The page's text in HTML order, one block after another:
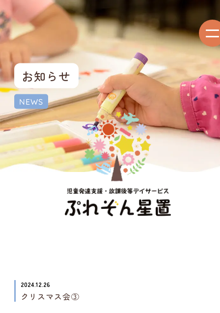
お知らせ
NEWS
2024.12.26
クリスマス会③